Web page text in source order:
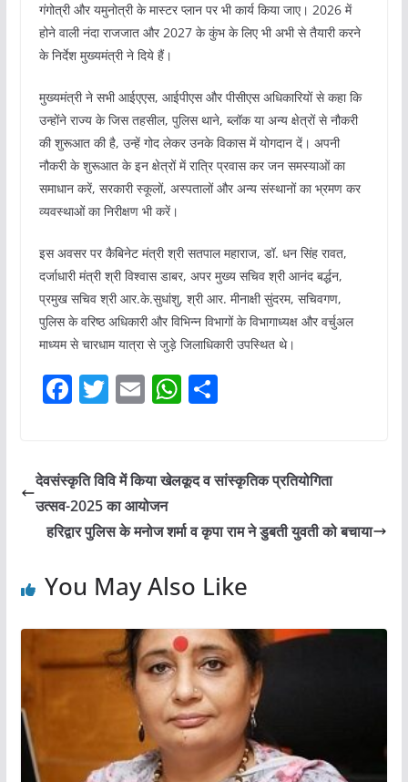
गंगोत्री और यमुनोत्री के मास्टर प्लान पर भी कार्य किया जाए। 2026 में
होने वाली नंदा राजजात और 2027 के कुंभ के लिए भी अभी से तैयारी करने
के निर्देश मुख्यमंत्री ने दिये हैं।
मुख्यमंत्री ने सभी आईएएस, आईपीएस और पीसीएस अधिकारियों से कहा कि
उन्होंने राज्य के जिस तहसील, पुलिस थाने, ब्लॉक या अन्य क्षेत्रों से नौकरी
की शुरूआत की है, उन्हें गोद लेकर उनके विकास में योगदान दें। अपनी
नौकरी के शुरूआत के इन क्षेत्रों में रात्रि प्रवास कर जन समस्याओं का
समाधान करें, सरकारी स्कूलों, अस्पतालों और अन्य संस्थानों का भ्रमण कर
व्यवस्थाओं का निरीक्षण भी करें।
इस अवसर पर कैबिनेट मंत्री श्री सतपाल महाराज, डॉ. धन सिंह रावत,
दर्जाधारी मंत्री श्री विश्वास डाबर, अपर मुख्य सचिव श्री आनंद बर्द्धन,
प्रमुख सचिव श्री आर.के.सुधांशु, श्री आर. मीनाक्षी सुंदरम, सचिवगण,
पुलिस के वरिष्ठ अधिकारी और विभिन्न विभागों के विभागाध्यक्ष और वर्चुअल
माध्यम से चारधाम यात्रा से जुड़े जिलाधिकारी उपस्थित थे।
F
e
b
o
k
T
er
E
l
W
s
p
S
e
देवसंस्कृति विवि में किया खेलकूद व सांस्कृतिक प्रतियोगिता
उत्सव-2025 का आयोजन
हरिद्वार पुलिस के मनोज शर्मा व कृपा राम ने डुबती युवती को बचाया
You May Also Like